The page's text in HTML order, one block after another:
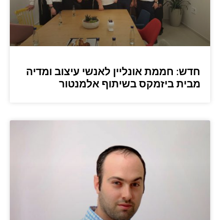
חדש: חממת אונליין לאנשי עיצוב ומדיה
מבית ביזמקס בשיתוף אלמנטור